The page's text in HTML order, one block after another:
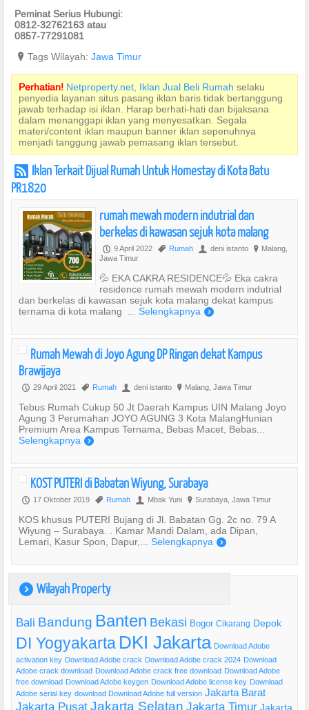
Peminat Serius Hubungi:
0812-32762163 atau
0857-77291081
? Tags Wilayah: Jawa Timur
Perhatian! Netproperty.net, Iklan Jual Beli Rumah selaku
penyedia layanan situs pasang iklan baris tidak bertanggung
jawab terhadap isi iklan. Harap berhati-hati dan bijaksana
dalam menanggapi iklan yang menyesatkan. Segala
materi/content iklan maupun banner iklan sepenuhnya
menjadi tanggung jawab pemasang iklan tersebut.
r Iklan Terkait Dijual Rumah Untuk Homestay di Kota Batu
PR1820
rumah mewah modern indutrial dan
berkelas di kawasan sejuk kota malang
P 9 April 2022 , Rumah U deni istanto ? Malang,
Jawa Timur
💦 EKA CAKRA RESIDENCE💦 Eka cakra
residence rumah mewah modern indutrial
dan berkelas di kawasan sejuk kota malang dekat kampus
ternama di kota malang ... Selengkapnya )
Rumah Mewah di Joyo Agung DP Ringan dekat Kampus
Brawijaya
P 29 April 2021 , Rumah U deni istanto ? Malang, Jawa Timur
Tebus Rumah Cukup 50 Jt Daerah Kampus UIN Malang Joyo
Agung 3 Perumahan JOYO AGUNG 3 Kota MalangHunian
Premium Area Kampus Ternama, Bebas Macet, Bebas...
Selengkapnya )
KOST PUTERI di Babatan Wiyung, Surabaya
P 17 Oktober 2019 , Rumah U Mbak Yuni ? Surabaya, Jawa Timur
KOS khusus PUTERI Bujang di Jl. Babatan Gg. 2c no. 79 A
Wiyung – Surabaya. . Kamar Mandi Dalam, ada Dipan,
Lemari, Kasur Spon, Dapur,... Selengkapnya )
) Wilayah Property
Bali Bandung Banten Bekasi Bogor Cikarang Depok
DI Yogyakarta DKI Jakarta Download Adobe
activation key Download Adobe crack Download Adobe crack 2024 Download
Adobe crack download Download Adobe crack free download Download Adobe
free download Download Adobe keygen Download Adobe license key Download
Adobe serial key download Download Adobe full version Jakarta Barat
Jakarta Pusat Jakarta Selatan Jakarta Timur Jakarta